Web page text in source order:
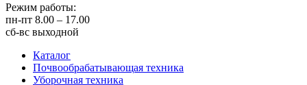
Режим работы:
пн-пт 8.00 – 17.00
сб-вс выходной
Каталог
Почвообрабатывающая техника
Уборочная техника